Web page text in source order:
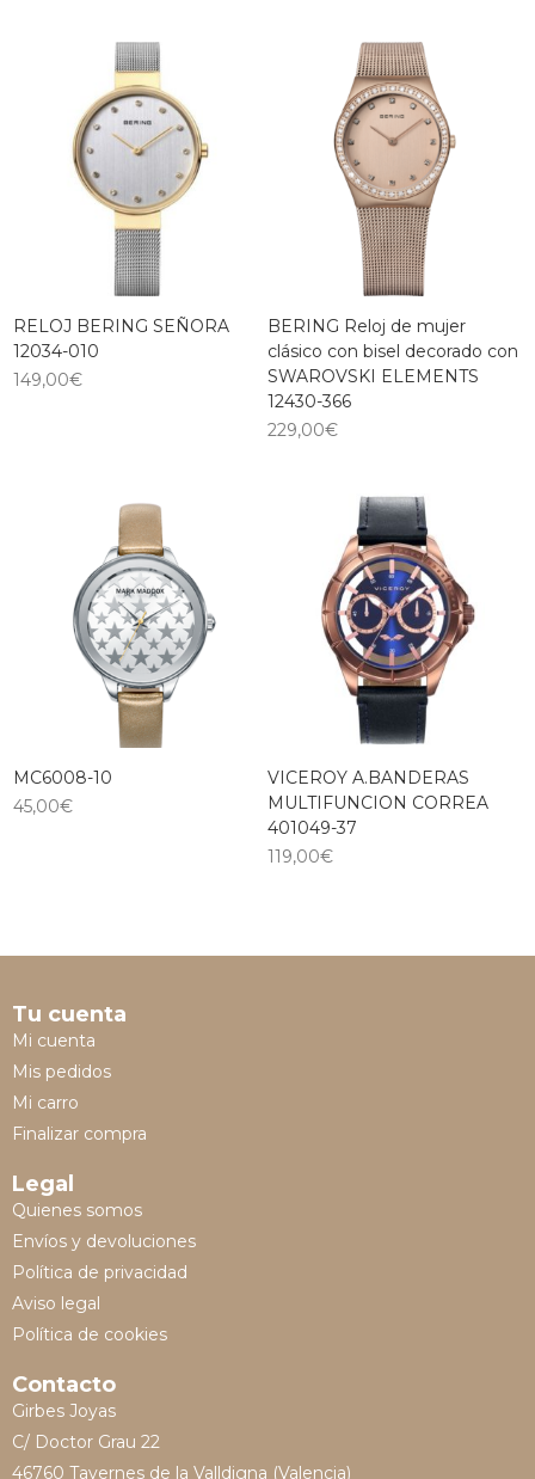
RELOJ BERING SEÑORA
12034-010
149,00€
BERING Reloj de mujer
clásico con bisel decorado con
SWAROVSKI ELEMENTS
12430-366
229,00€
MC6008-10
45,00€
VICEROY A.BANDERAS
MULTIFUNCION CORREA
401049-37
119,00€
Tu cuenta
Mi cuenta
Mis pedidos
Mi carro
Finalizar compra
Legal
Quienes somos
Envíos y devoluciones
Política de privacidad
Aviso legal
Política de cookies
Contacto
Girbes Joyas
C/ Doctor Grau 22
46760 Tavernes de la Valldigna (Valencia)